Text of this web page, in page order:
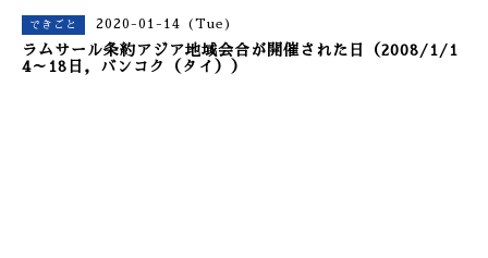
できごと 2020-01-14 (Tue)
ラムサール条約アジア地域会合が開催された日（2008/1/1
4～18日，バンコク（タイ））